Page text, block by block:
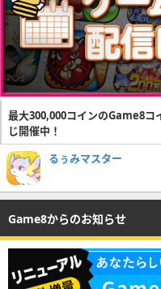
最大300,000コインのGame8コ
じ開催中！
るぅみマスター
Game8からのお知らせ